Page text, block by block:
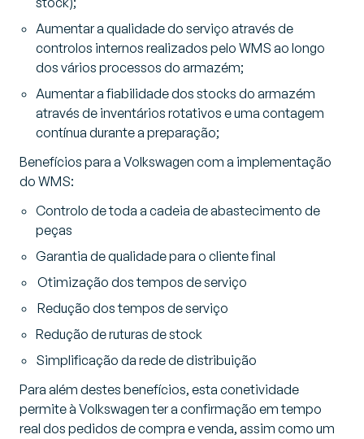
Aumentar a qualidade do serviço através de
controlos internos realizados pelo WMS ao longo
dos vários processos do armazém;
Aumentar a fiabilidade dos stocks do armazém
através de inventários rotativos e uma contagem
contínua durante a preparação;
Benefícios para a Volkswagen com a implementação
do WMS:
Controlo de toda a cadeia de abastecimento de
peças
Garantia de qualidade para o cliente final
Otimização dos tempos de serviço
Redução dos tempos de serviço
Redução de ruturas de stock
Simplificação da rede de distribuição
Para além destes benefícios, esta conetividade
permite à Volkswagen ter a confirmação em tempo
real dos pedidos de compra e venda, assim como um